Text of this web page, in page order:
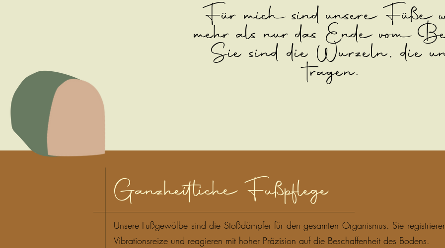
Ganzheitliche Fußpflege
Unsere Fußgewölbe sind die Stoßdämpfer für den gesamten Organismus. Sie
Vibrationsreize und reagieren mit hoher Präzision auf die Beschaffenheit des Bodens.
Für mich sind unsere Füße
mehr als nur das Ende vom
Sie sind die Wurzeln, die
tragen.